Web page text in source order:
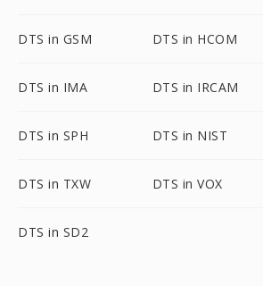
DTS in GSM DTS in HCOM
DTS in IMA DTS in IRCAM
DTS in SPH DTS in NIST
DTS in TXW DTS in VOX
DTS in SD2